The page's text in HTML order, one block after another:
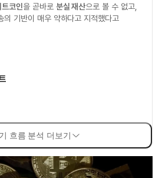
트코인을 곧바로 분실 재산으로 볼 수 없고,
의 기반이 매우 약하다고 지적했다고
흐름 분석 더보기